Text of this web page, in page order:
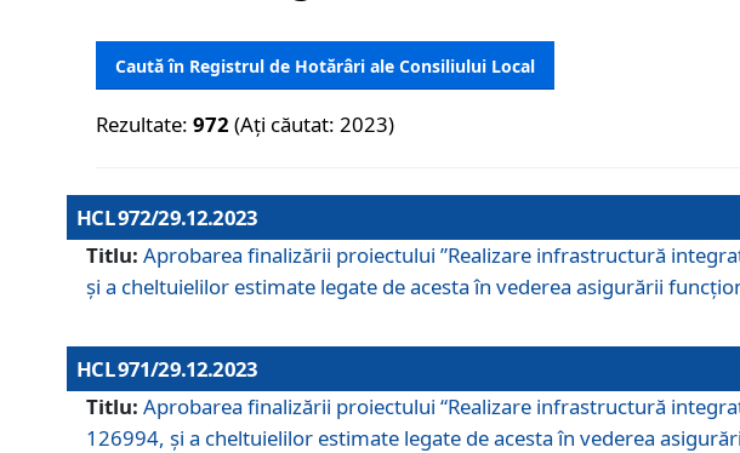
Caută în Registrul de Hotărâri ale Consiliului Local
Rezultate:972 (Ați căutat: 2023)
HCL 972/29.12.2023
Titlu: Aprobarea finalizării proiectului ”Realizare infrastructură
și a cheltuielilor estimate legate de acesta în vederea asigurării
HCL 971/29.12.2023
Titlu: Aprobarea finalizării proiectului “Realizare infrastructură
126994, și a cheltuielilor estimate legate de acesta în vederea